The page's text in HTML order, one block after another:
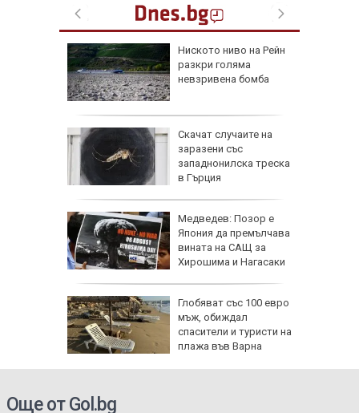
Ниското ниво на Рейн
разкри голяма
невзривена бомба
Скачат случаите на
заразени със
западнонилска треска
в Гърция
Медведев: Позор е
Япония да премълчава
вината на САЩ за
Хирошима и Нагасаки
Глобяват със 100 евро
мъж, обиждал
спасители и туристи на
плажа във Варна
Още от Gol.bg